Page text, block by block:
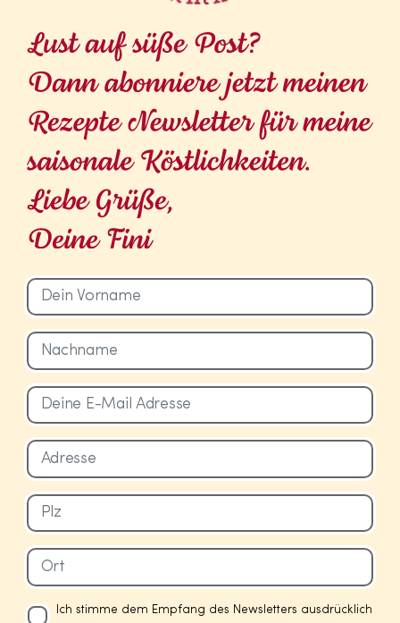
Ich stimme dem Empfang des Newsletters ausdrücklich